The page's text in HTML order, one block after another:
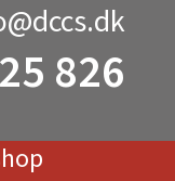
826